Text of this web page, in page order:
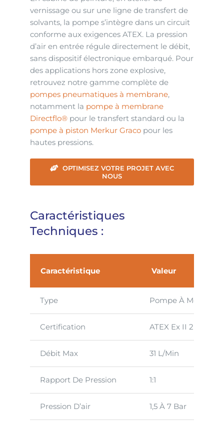
vernissage ou sur une ligne de transfert de
solvants, la pompe s’intègre dans un circuit
conforme aux exigences ATEX. La pression
d’air en entrée régule directement le débit,
sans dispositif électronique embarqué. Pour
des applications hors zone explosive,
retrouvez notre gamme complète de
pompes pneumatiques à membrane,
notamment la pompe à membrane
Directflo®pour le transfert standard ou la
pompe à piston Merkur Gracopour les
hautes pressions.
OPTIMISEZ VOTRE PROJET AVEC
NOUS
Caractéristiques
Techniques :
Caractéristique Valeur
Type Pompe À
Certification ATEX Ex II 2 GD IIB/
Débit Max 31 L/min
Rapport De Pression 1:1
Pression D’air 1,5 À 7 Bar